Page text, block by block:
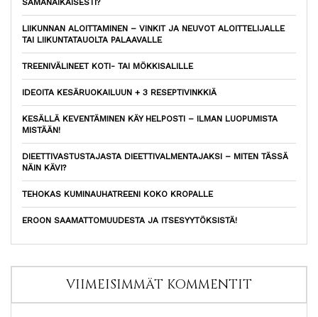
LIIKUNNAN ALOITTAMINEN – VINKIT JA NEUVOT ALOITTELIJALLE
TAI LIIKUNTATAUOLTA PALAAVALLE
TREENIVÄLINEET KOTI- TAI MÖKKISALILLE
IDEOITA KESÄRUOKAILUUN + 3 RESEPTIVINKKIÄ
KESÄLLÄ KEVENTÄMINEN KÄY HELPOSTI – ILMAN LUOPUMISTA
MISTÄÄN!
DIEETTIVASTUSTAJASTA DIEETTIVALMENTAJAKSI – MITEN TÄSSÄ
NÄIN KÄVI?
TEHOKAS KUMINAUHATREENI KOKO KROPALLE
EROON SAAMATTOMUUDESTA JA ITSESYYTÖKSISTÄ!
VIIMEISIMMÄT KOMMENTIT